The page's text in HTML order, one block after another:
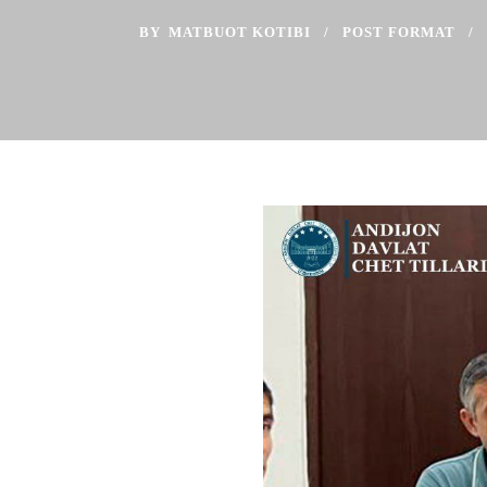
BY MATBUOT KOTIBI POST FORMAT